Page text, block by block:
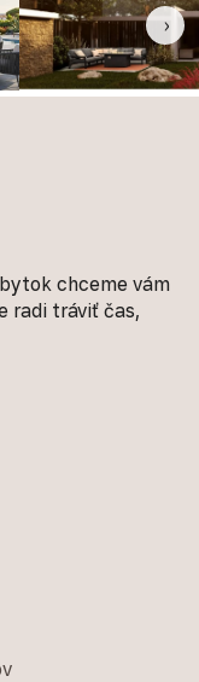
›
chceme vám
radi tráviť čas,